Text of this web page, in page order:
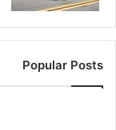
Popular Posts